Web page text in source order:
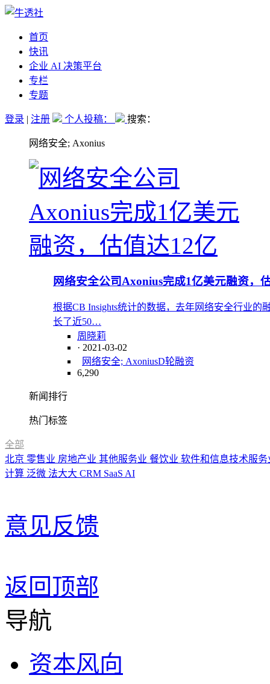
首页
快讯
企业 AI 决策平台
专栏
专题
登录 | 注册 个人投稿： 搜索：
网络安全; Axonius
网络安全公司Axonius完成1亿美元融资，
根据CB Insights统计的数据，去年网络安全行业的
长了近50…
周晓莉
· 2021-03-02
网络安全; AxoniusD轮融资
6,290
新闻排行
热门标签
全部
北京 零售业 房地产业 其他服务业 餐饮业 软件和信息技术服
计算 泛微 法大大 CRM SaaS AI
意见反馈
返回顶部
导航
资本风向